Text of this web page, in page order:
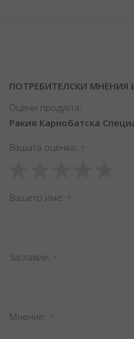
ПОТРЕБИТЕЛСКИ МНЕНИЯ
Оцени продукта:
Ракия Карнобатска
Вашата оценка
star
stars
stars
stars
stars
Вашето име
Заглавиe
Мнение